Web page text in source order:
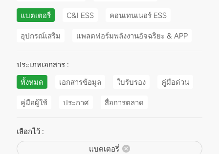
แบตเตอรี่ C&I ESS คอนเทนเนอร์ ESS
อุปกรณ์เสริม แพลตฟอร์มพลังงานอัจฉริยะ & APP
ประเภทเอกสาร :
ทั้งหมด
เอกสารข้อมูล ใบรับรอง คู่มือด่วน
คู่มือผู้ใช้ ประกาศ สื่อการตลาด
เลือกไว้ :
แบตเตอรี่